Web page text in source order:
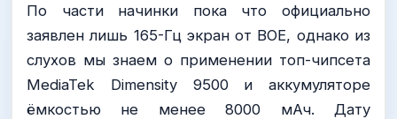
По части начинки пока что официально
заявлен лишь 165-Гц экран от BOE, однако из
слухов мы знаем о применении топ-чипсета
MediaTek Dimensity 9500 и аккумуляторе
ёмкостью не менее 8000 мАч. Дату